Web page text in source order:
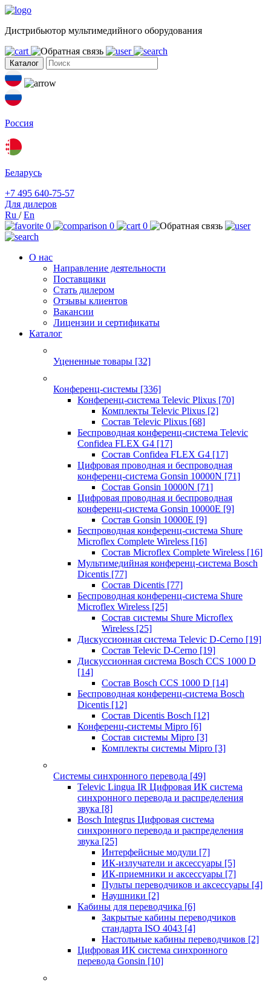
Дистрибьютор мультимедийного оборудования
Каталог
Россия
Беларусь
+7 495 640-75-57
Для дилеров
Ru /En
0
0 0
О нас
Направление деятельности
Поставщики
Стать дилером
Отзывы клиентов
Вакансии
Лицензии и сертификаты
Каталог
Уцененные товары [32]
Конференц-системы [336]
Конференц-система Televic Plixus [70]
Комплекты Televic Plixus [2]
Состав Televic Plixus [68]
Беспроводная конференц-система Televic
Confidea FLEX G4 [17]
Состав Confidea FLEX G4 [17]
Цифровая проводная и беспроводная
конференц-система Gonsin 10000N [71]
Состав Gonsin 10000N [71]
Цифровая проводная и беспроводная
конференц-система Gonsin 10000E [9]
Состав Gonsin 10000E [9]
Беспроводная конференц-система Shure
Microflex Complete Wireless [16]
Состав Microflex Complete Wireless [16]
Мультимедийная конференц-система Bosch
Dicentis [77]
Состав Dicentis [77]
Беспроводная конференц-система Shure
Microflex Wireless [25]
Состав системы Shure Microflex
Wireless [25]
Дискуссионная система Televic D-Cerno [19]
Состав Televic D-Cerno [19]
Дискуссионная система Bosch CCS 1000 D
[14]
Состав Bosch CCS 1000 D [14]
Беспроводная конференц-система Bosch
Dicentis [12]
Состав Dicentis Bosch [12]
Конференц-системы Mipro [6]
Состав системы Mipro [3]
Комплекты системы Mipro [3]
Системы синхронного перевода [49]
Televic Lingua IR Цифровая ИК система
синхронного перевода и распределения
звука [8]
Bosch Integrus Цифровая система
синхронного перевода и распределения
звука [25]
Интерфейсные модули [7]
ИК-излучатели и аксессуары [5]
ИК-приемники и аксессуары [7]
Пульты переводчиков и аксессуары [4]
Наушники [2]
Кабины для переводчика [6]
Закрытые кабины переводчиков
стандарта ISO 4043 [4]
Настольные кабины переводчиков [2]
Цифровая ИК система синхронного
перевода Gonsin [10]